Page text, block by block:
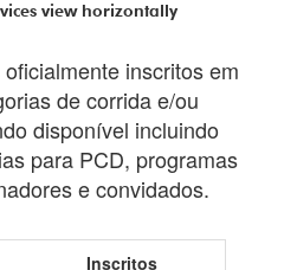
view horizontally
inscritos em
de corrida e/ou
disponível incluindo
para PCD, programas
e convidados.
Inscritos